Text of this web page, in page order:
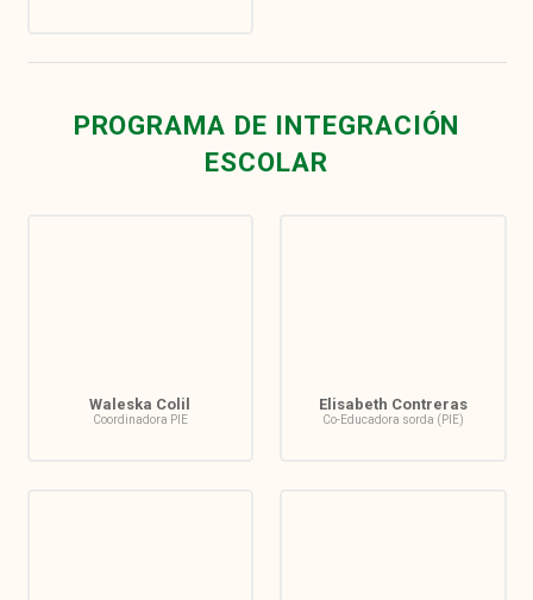
PROGRAMA DE INTEGRACIÓN
ESCOLAR
Waleska Colil
Coordinadora PIE
Elisabeth Contreras
Co-Educadora sorda (PIE)